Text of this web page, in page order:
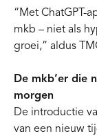
“Met ChatGPT-
mkb – niet als
groei,” aldus
De mkb’er die
morgen
De introductie
van een nieuw